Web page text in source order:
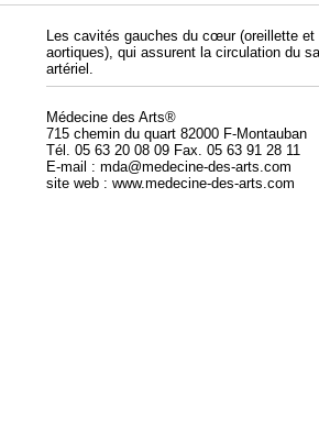
Les cavités gauches du cœur (oreillette
aortiques), qui assurent la circulation du
artériel.
Médecine des Arts®
715 chemin du quart 82000 F-Montauban
Tél. 05 63 20 08 09 Fax. 05 63 91 28 11
E-mail : mda@medecine-des-arts.com
site web : www.medecine-des-arts.com